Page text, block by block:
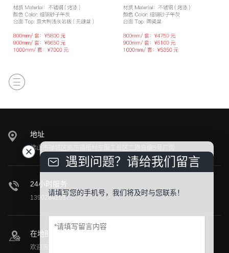
地址
佛山市禅城区南庄镇梧村东围工业区二路自编5号厂房
24小时服务
13902842017
在地图上找到我们
欢迎阁下莅临公司参观指导！
遇到问题？请给我们留言
请填写您的手机号，我们将及时与您联系！